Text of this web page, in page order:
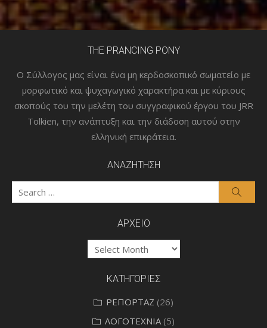
THE PRANCING PONY
Ο Σύλλογος μας είναι ένα μη κερδοσκοπικό σωματείο με
μορφωτικό και ψυχαγωγικό χαρακτήρα και με κύριους
σκοπούς του την μελέτη του συγγραφικού έργου του JRR
Tolkien, την ανάπτυξη και την διάδοση αυτού στην
ελληνική επικράτεια.
ΑΝΑΖΗΤΗΣΗ
for:
ΑΡΧΕΙΟ
ΑΡΧΕΙΟ
ΚΑΤΗΓΟΡΙΕΣ
ΡΕΠΟΡΤΑΖ (26)
ΛΟΓΟΤΕΧΝΙΑ(5)